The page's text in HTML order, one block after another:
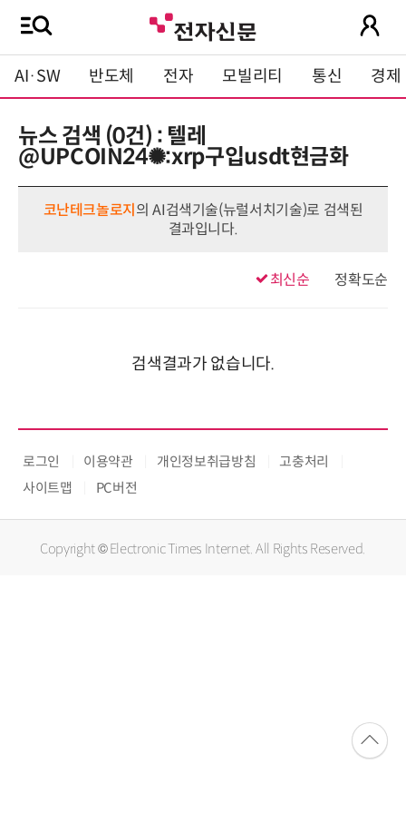
AI·SW 반도체 전자 모빌리티 통신 경제
뉴스 검색 (0건) : 텔레
@UPCOIN24✺:xrp구입usdt현금화
코난테크놀로지 의 AI검색기술(뉴럴서치기술)로 검색된
결과입니다.
최신순 정확도순
검색결과가 없습니다.
로그인 이용약관 개인정보취급방침
고충처리
사이트맵
PC버전
Copyright © Electronic Times Internet. All Rights Reserved.